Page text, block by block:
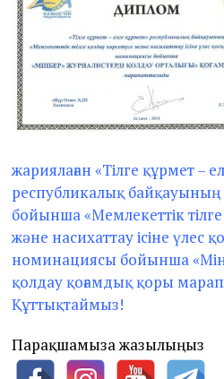
жариялаған «Тілге құрмет –
республикалық
бойынша «Мемлекеттік
және насихаттау ісіне үлес
номинациясы бойынша
қолдау қоғамдық қоры
Құттықтаймыз!
Парақшамызға жазылыңыз